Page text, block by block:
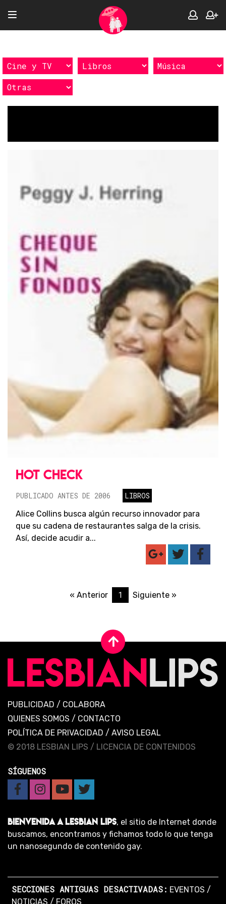
HOT CHECK
PUBLICADO ANTES DE 2006
LIBROS
Alice Collins busca algún recurso innovador para
que su cadena de restaurantes salga de la crisis.
Así, decide acudir a...
« Anterior 1 Siguiente »
PUBLICIDAD / COLABORA
QUIENES SOMOS / CONTACTO
POLÍTICA DE PRIVACIDAD / AVISO LEGAL
© 2018 LESBIAN LIPS / LICENCIA DE CONTENIDOS
SÍGUENOS
BIENVENIDA A LESBIAN LIPS, el sitio de Internet donde
buscamos, encontramos y fichamos todo lo que tenga
un nanosegundo de contenido gay.
SECCIONES ANTIGUAS DESACTIVADAS: EVENTOS /
NOTICIAS / FOROS